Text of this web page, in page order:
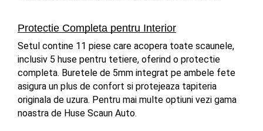
Protectie Completa pentru Interior
Setul contine 11 piese care acopera toate scaunele,
inclusiv 5 huse pentru tetiere, oferind o protectie
completa. Buretele de 5mm integrat pe ambele fete
asigura un plus de confort si protejeaza tapiteria
originala de uzura. Pentru mai multe optiuni vezi gama
noastra de Huse Scaun Auto.